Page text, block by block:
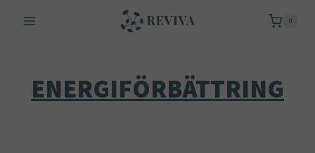
0
ENERGIFÖRBÄTTRING